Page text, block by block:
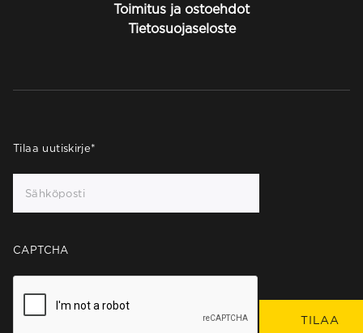
Toimitus ja ostoehdot
Tietosuojaseloste
Tilaa uutiskirje*
CAPTCHA